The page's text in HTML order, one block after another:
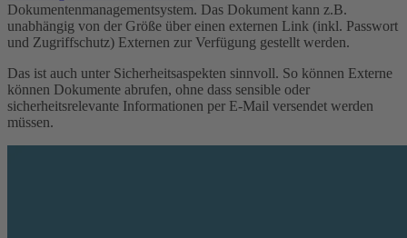
Dokumentenmanagementsystem. Das Dokument kann z.B.
unabhängig von der Größe über einen externen Link (inkl. Passwort
und Zugriffschutz) Externen zur Verfügung gestellt werden.
Das ist auch unter Sicherheitsaspekten sinnvoll. So können Externe
können Dokumente abrufen, ohne dass sensible oder
sicherheitsrelevante Informationen per E-Mail versendet werden
müssen.